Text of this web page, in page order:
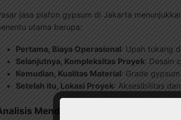
jasa plafon gypsum di Jakarta
utama berupa:
Pertama, Biaya Operasional: Upah tukang
Selanjutnya, Kompleksitas Proyek: Desain
Kemudian, Kualitas Material: Grade
Setelah itu, Lokasi Proyek: Aksesibilitas
Mendalam per Wilayah